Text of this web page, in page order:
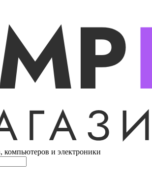
компьютеров и электроники